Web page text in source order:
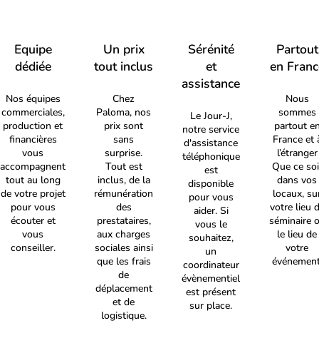
Equipe
dédiée
Nos équipes
commerciales,
production et
financières
vous
accompagnent
tout au long
de votre projet
pour vous
écouter et
vous
conseiller.
Un prix
tout inclus
Chez
Paloma, nos
prix sont
sans
surprise.
Tout est
inclus, de la
rémunération
des
prestataires,
aux charges
sociales ainsi
que les frais
de
déplacement
et de
logistique.
Sérénité
et
assistance
Le Jour-J,
notre service
d'assistance
téléphonique
est
disponible
pour vous
aider. Si
vous le
souhaitez,
un
coordinateur
évènementiel
est présent
sur place.
Partout
en
Nous
sommes
partout
France et
l’étranger
Que ce
dans vos
locaux,
votre lieu
séminaire
le lieu de
votre